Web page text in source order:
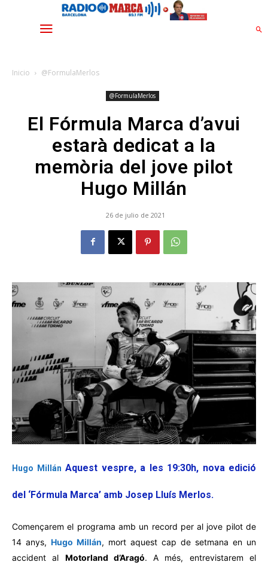
Inicio @FormulaMerlos
@FormulaMerlos
El Fórmula Marca d’avui
estarà dedicat a la
memòria del jove pilot
Hugo Millán
26 de julio de 2021
Hugo Millán Aquest vespre, a les 19:30h, nova edició
del ‘Fórmula Marca’ amb Josep Lluís Merlos.
Començarem el programa amb un record per al jove pilot de
14 anys, Hugo Millán, mort aquest cap de setmana en un
accident al Motorland d’Aragó. A més, entrevistarem el